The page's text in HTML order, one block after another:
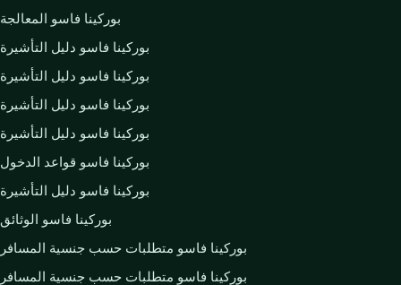
بوركينا فاسو المعالجة
بوركينا فاسو دليل التأشيرة
بوركينا فاسو دليل التأشيرة
بوركينا فاسو دليل التأشيرة
بوركينا فاسو دليل التأشيرة
بوركينا فاسو قواعد الدخول
بوركينا فاسو دليل التأشيرة
بوركينا فاسو الوثائق
بوركينا فاسو متطلبات حسب جنسية المسافر
بوركينا فاسو متطلبات حسب جنسية المسافر